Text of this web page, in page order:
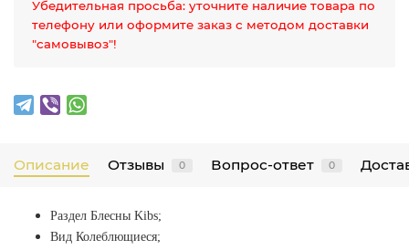
Убедительная просьба: уточните наличие товара по
телефону или оформите заказ с методом доставки
"самовывоз"!
Описание Отзывы 0 Вопрос-ответ 0
Раздел Блесны Kibs;
Вид Колеблющиеся;